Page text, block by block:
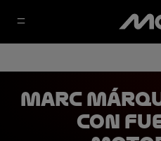
Marc
con